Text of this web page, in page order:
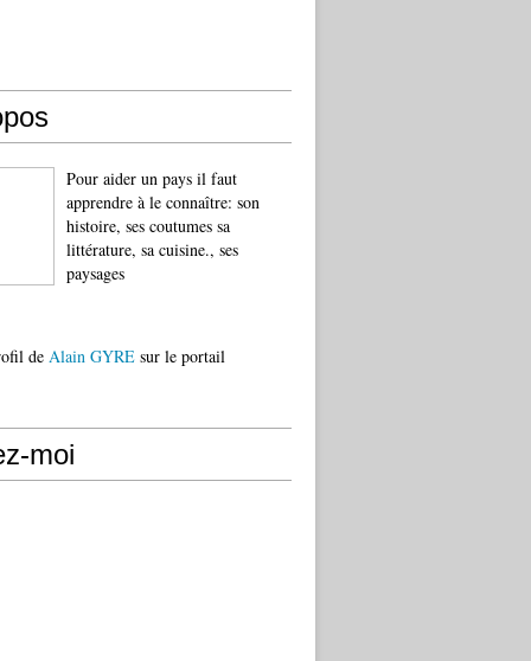
Pour aider un pays il faut
apprendre à le connaître: son
histoire, ses coutumes sa
littérature, sa cuisine., ses
paysages
de Alain GYRE sur le portail
moi